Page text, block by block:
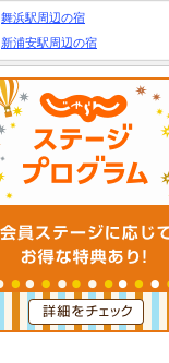
舞浜駅周辺の宿
新浦安駅周辺の宿